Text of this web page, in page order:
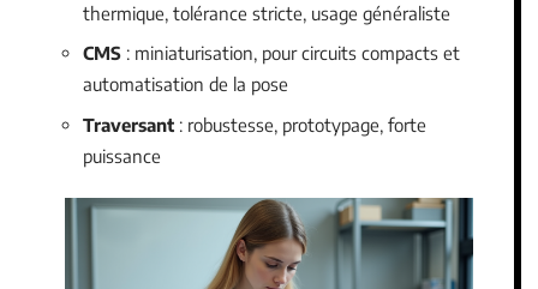
thermique, tolérance stricte, usage généraliste
CMS : miniaturisation, pour circuits compacts et
automatisation de la pose
Traversant : robustesse, prototypage, forte
puissance